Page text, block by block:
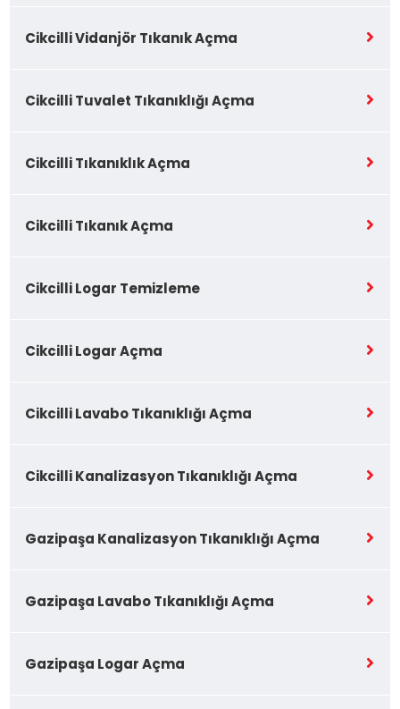
Cikcilli Vidanjör Tıkanık Açma
Cikcilli Tuvalet Tıkanıklığı Açma
Cikcilli Tıkanıklık Açma
Cikcilli Tıkanık Açma
Cikcilli Logar Temizleme
Cikcilli Logar Açma
Cikcilli Lavabo Tıkanıklığı Açma
Cikcilli Kanalizasyon Tıkanıklığı Açma
Gazipaşa Kanalizasyon Tıkanıklığı Açma
Gazipaşa Lavabo Tıkanıklığı Açma
Gazipaşa Logar Açma